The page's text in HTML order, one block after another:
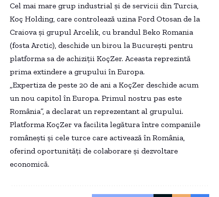
Cel mai mare grup industrial și de servicii din Turcia,
Koç Holding, care controlează uzina Ford Otosan de la
Craiova și grupul Arcelik, cu brandul Beko Romania
(fosta Arctic), deschide un birou la București pentru
platforma sa de achiziții KoçZer. Aceasta reprezintă
prima extindere a grupului în Europa.
„Expertiza de peste 20 de ani a KoçZer deschide acum
un nou capitol în Europa. Primul nostru pas este
România”, a declarat un reprezentant al grupului.
Platforma KoçZer va facilita legătura între companiile
românești și cele turce care activează în România,
oferind oportunități de colaborare și dezvoltare
economică.